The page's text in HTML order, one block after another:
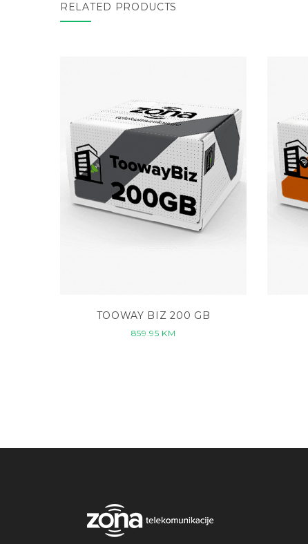
RELATED PRODUCTS
TOOWAY BIZ 200 GB
859.95 KM